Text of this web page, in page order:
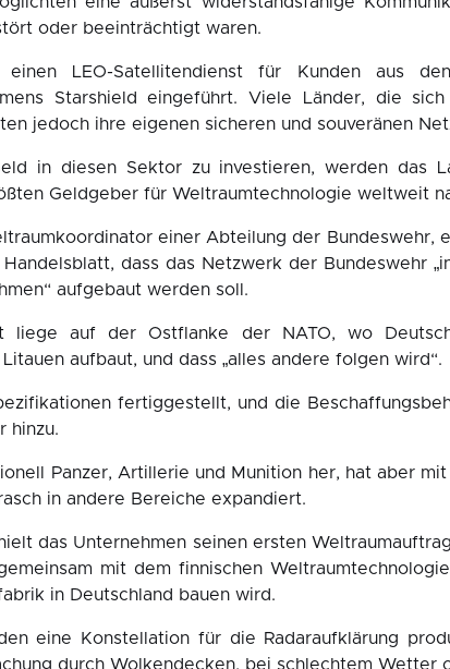
oder beeinträchtigt waren.
LEO-Satellitendienst für Kunden aus
Starshield eingeführt. Viele Länder, die
jedoch ihre eigenen sicheren und souveränen
in diesen Sektor zu investieren, werden das
Geldgeber für Weltraumtechnologie weltweit
einer Abteilung der Bundeswehr,
dass das Netzwerk der Bundeswehr
aufgebaut werden soll.
liege auf der Ostflanke der NATO, wo
aufbaut, und dass „alles andere folgen wird“.
fertiggestellt, und die
hinzu.
Panzer, Artillerie und Munition her, hat aber
in andere Bereiche expandiert.
das Unternehmen seinen ersten
mit dem finnischen
in Deutschland bauen wird.
eine Konstellation für die Radaraufklärung
durch Wolkendecken, bei schlechtem Wetter